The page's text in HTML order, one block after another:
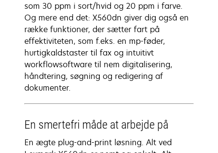
som 30 ppm i sort/hvid og 20 ppm i farve.
Og mere end det: X560dn giver dig også en
række funktioner, der sætter fart på
effektiviteten, som f.eks. en mp-føder,
hurtigkaldstaster til fax og intuitivt
workflowsoftware til nem digitalisering,
håndtering, søgning og redigering af
dokumenter.
En smertefri måde at arbejde på
En ægte plug-and-print løsning. Alt ved